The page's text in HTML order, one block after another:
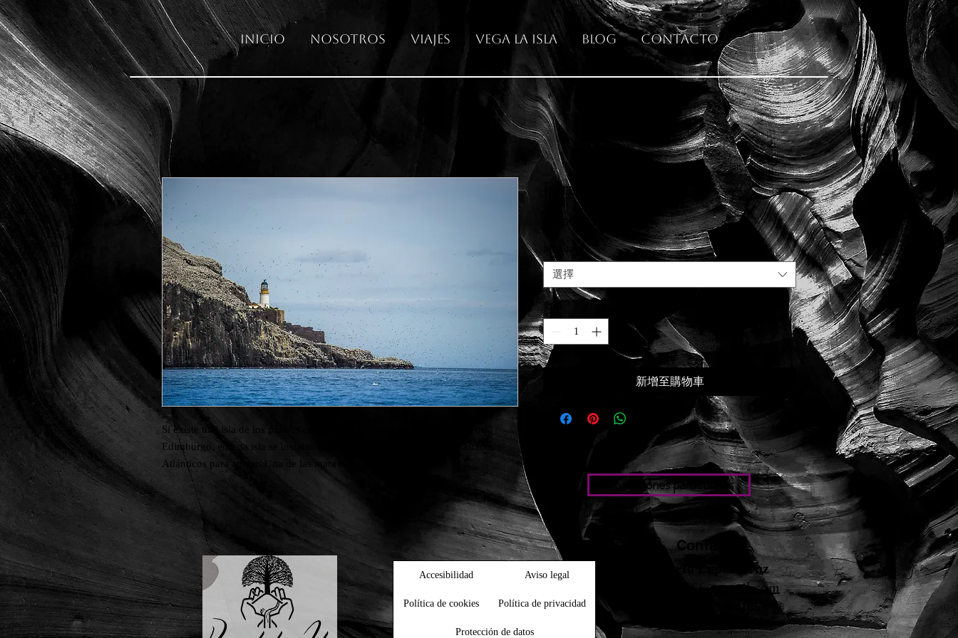
Inicio Nosotros Viajes Vega La Isla Blog Contacto
Si existe una isla de los pájaros esa en Bass Rock en las proximidades de
Edimburgo, en esta isla se instalan cada año 100.000 parejas de Alcatraces
Atlánticos para anidar. Una de las maravillas del Mundo animal.
Faro de Bass Rock
€65.00
格
Medidas *
選擇
數量
新增至購物車
Condiciones particulares
Contacto
Accesibilidad Aviso legal
Política de cookies Política de privacidad
Protección de datos
Roberto López Cruz
robertolc66@gmail.com